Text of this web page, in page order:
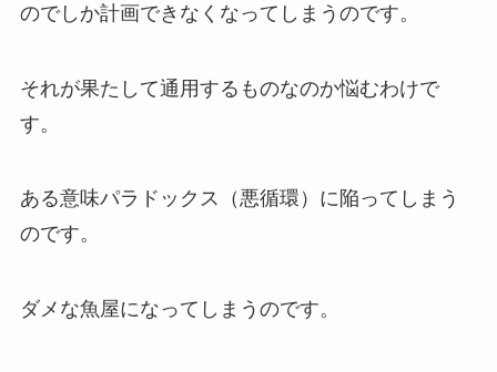
のでしか計画できなくなってしまうのです。
それが果たして通用するものなのか悩むわけで
す。
ある意味パラドックス（悪循環）に陥ってしまう
のです。
ダメな魚屋になってしまうのです。